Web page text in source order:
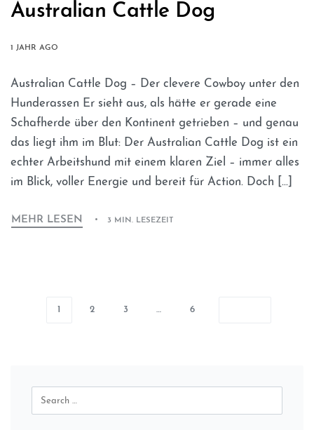
Australian Cattle Dog
1 JAHR AGO
Australian Cattle Dog – Der clevere Cowboy unter den
Hunderassen Er sieht aus, als hätte er gerade eine
Schafherde über den Kontinent getrieben – und genau
das liegt ihm im Blut: Der Australian Cattle Dog ist ein
echter Arbeitshund mit einem klaren Ziel – immer alles
im Blick, voller Energie und bereit für Action. Doch […]
MEHR LESEN 3 MIN. LESEZEIT
2 3 … 6